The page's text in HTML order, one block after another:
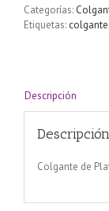
la
vida
blanco
Categorías:
Etiquetas:
Descripción
Descripción
Colgante de